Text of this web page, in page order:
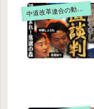
中道改革連合の動画をテキスト要約